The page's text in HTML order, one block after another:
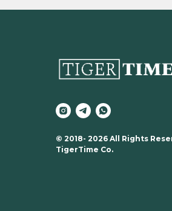
© 2018- 2026 All Rights
TigerTime Co.